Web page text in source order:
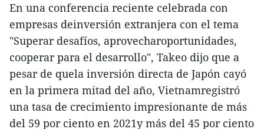
En una conferencia reciente celebrada con
empresas deinversión extranjera con el tema
"Superar desafíos, aprovecharoportunidades,
cooperar para el desarrollo", Takeo dijo que a
pesar de quela inversión directa de Japón cayó
en la primera mitad del año, Vietnamregistró
una tasa de crecimiento impresionante de más
del 59 por ciento en 2021y más del 45 por ciento